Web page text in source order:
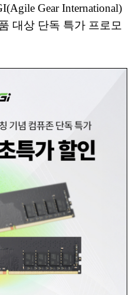
Gear International)
대상 단독 특가 프로모